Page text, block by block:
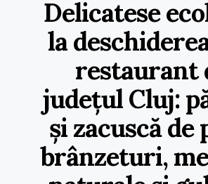
Delicatese
la
restaurant
județul Cluj:
și zacuscă de
brânzeturi,